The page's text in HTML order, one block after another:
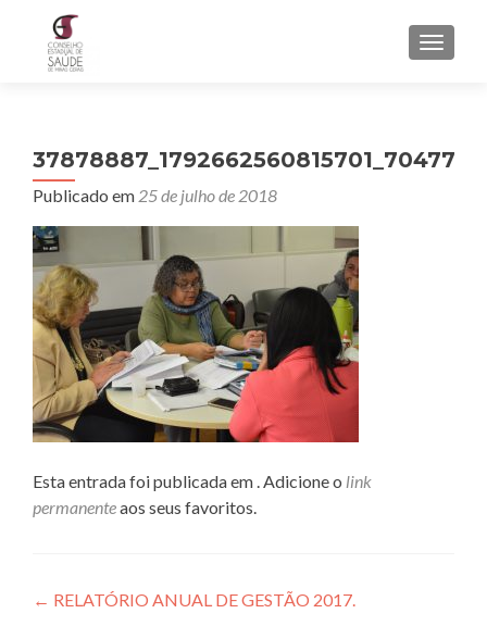
Publicado em 25 de julho de 2018
Esta entrada foi publicada em . Adicione o link
permanenteaos seus favoritos.
Navegação de Post
← RELATÓRIO ANUAL DE GESTÃO 2017.